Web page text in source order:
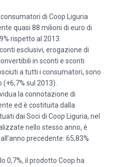
di Coop Liguria
quasi 88 milioni di euro di
rispetto al 2013.
esclusivi, erogazione di
in sconti e sconti
a tutti i consumatori, sono
sul 2013).
la connotazione di
ed è costituita dalla
dai Soci di Coop Liguria, nel
nello stesso anno, è
precedente: 65,83%
0,7%, il prodotto Coop ha